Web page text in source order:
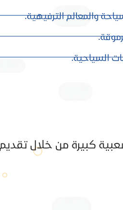
والمعالم الترفيهية.
السياحية.
كبيرة من خلال تقديم